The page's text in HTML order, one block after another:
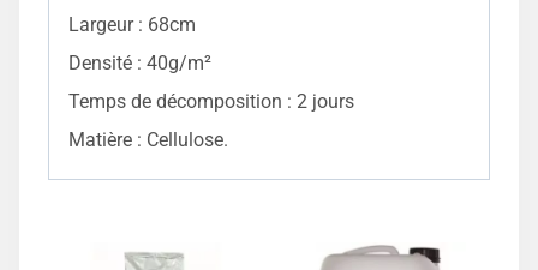
Largeur : 68cm
Densité : 40g/m²
Temps de décomposition : 2 jours
Matière : Cellulose.